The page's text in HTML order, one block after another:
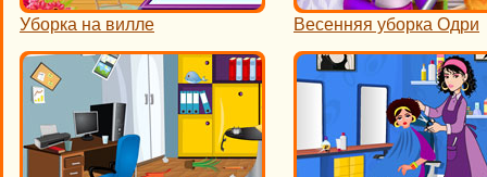
Уборка на вилле Весенняя уборка Одри